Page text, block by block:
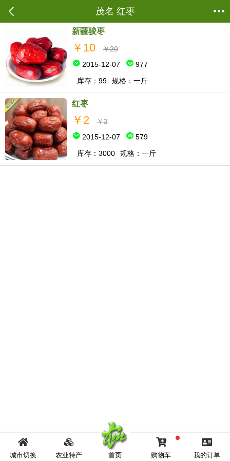
茂名 红枣
当前位置： 食料配材 ->红枣
新疆骏枣
￥10
￥20
2015-12-07
977
库存：99
规格：一斤
红枣
￥2
￥3
2015-12-07
579
库存：3000
规格：一斤
城市切换 农业特产 首页 购物车 我的订单